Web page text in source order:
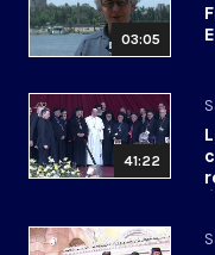
03:05
41:22